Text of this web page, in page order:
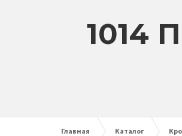
1014
Главная Каталог